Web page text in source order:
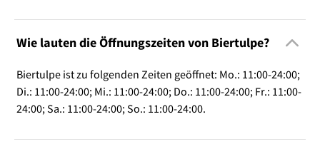
Wie lauten die Öffnungszeiten von Biertulpe?
Biertulpe ist zu folgenden Zeiten geöffnet: Mo.: 11:00-24:00;
Di.: 11:00-24:00; Mi.: 11:00-24:00; Do.: 11:00-24:00; Fr.: 11:00-
24:00; Sa.: 11:00-24:00; So.: 11:00-24:00.